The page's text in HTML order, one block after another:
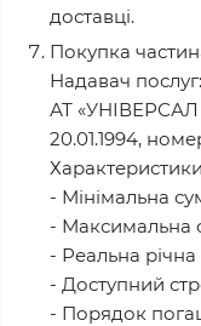
доставці.
Покупка
Надавач послуг:
АТ «УНІВЕРСАЛ
20.01.1994,
- Мінімальна
- Максимальна
- Реальна
- Доступний
- Порядок